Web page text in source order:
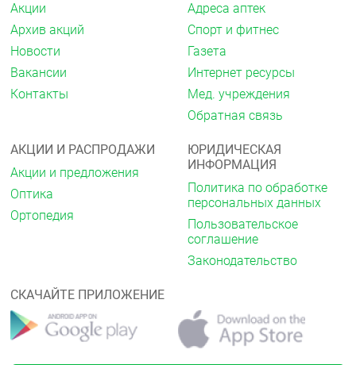
Акции
Архив акций
Новости
Вакансии
Контакты
Адреса аптек
Спорт и фитнес
Газета
Интернет ресурсы
Мед. учреждения
Обратная связь
АКЦИИ И РАСПРОДАЖИ
Акции и предложения
Оптика
Ортопедия
ЮРИДИЧЕСКАЯ
ИНФОРМАЦИЯ
Политика по обработке
персональных данных
Пользовательское
соглашение
Законодательство
СКАЧАЙТЕ ПРИЛОЖЕНИЕ